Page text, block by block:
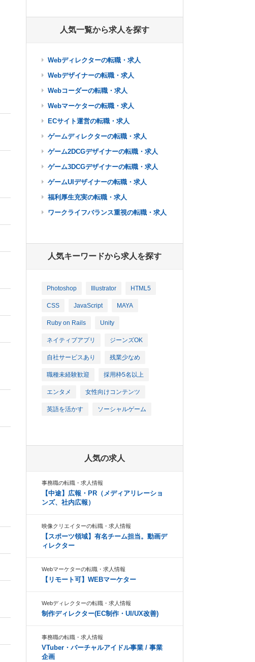
人気一覧から求人を探す
Webディレクターの転職・求人
Webデザイナーの転職・求人
Webコーダーの転職・求人
Webマーケターの転職・求人
ECサイト運営の転職・求人
ゲームディレクターの転職・求人
ゲーム2DCGデザイナーの転職・求人
ゲーム3DCGデザイナーの転職・求人
ゲームUIデザイナーの転職・求人
福利厚生充実の転職・求人
ワークライフバランス重視の転職・求人
人気キーワードから求人を探す
Photoshop Illustrator HTML5
CSS JavaScript MAYA
Ruby on Rails Unity
ネイティブアプリ ジーンズOK
自社サービスあり 残業少なめ
職種未経験歓迎 採用枠5名以上
エンタメ 女性向けコンテンツ
英語を活かす ソーシャルゲーム
人気の求人
事務職の転職・求人情報
【中途】広報・PR（メディアリレーショ
ンズ、社内広報）
映像クリエイターの転職・求人情報
【スポーツ領域】有名チーム担当。動画デ
ィレクター
Webマーケターの転職・求人情報
【リモート可】WEBマーケター
Webディレクターの転職・求人情報
制作ディレクター(EC制作・UI/UX改善)
事務職の転職・求人情報
VTuber・バーチャルアイドル事業 / 事業
企画